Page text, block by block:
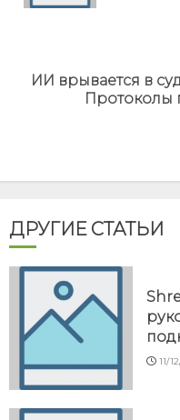
Next
ИИ врывается в
ДРУГИЕ СТАТЬИ
11/